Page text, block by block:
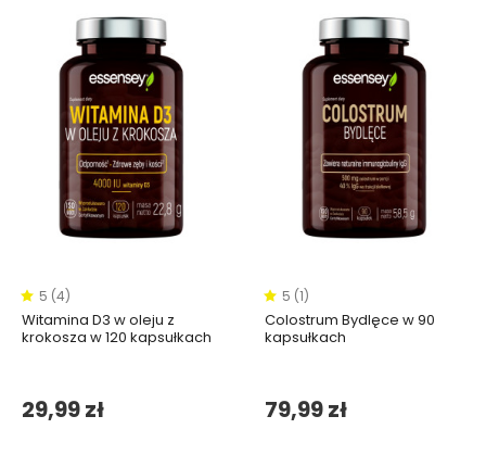
5 (4)
Witamina D3 w oleju z
krokosza w 120 kapsułkach
29,99 zł
5 (1)
Colostrum Bydlęce w 90
kapsułkach
79,99 zł